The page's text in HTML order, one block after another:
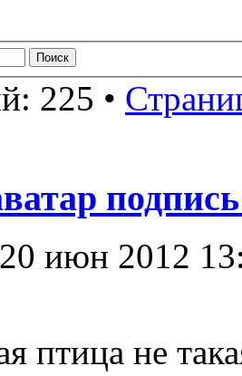
225 •
20 июн 2012
птица не